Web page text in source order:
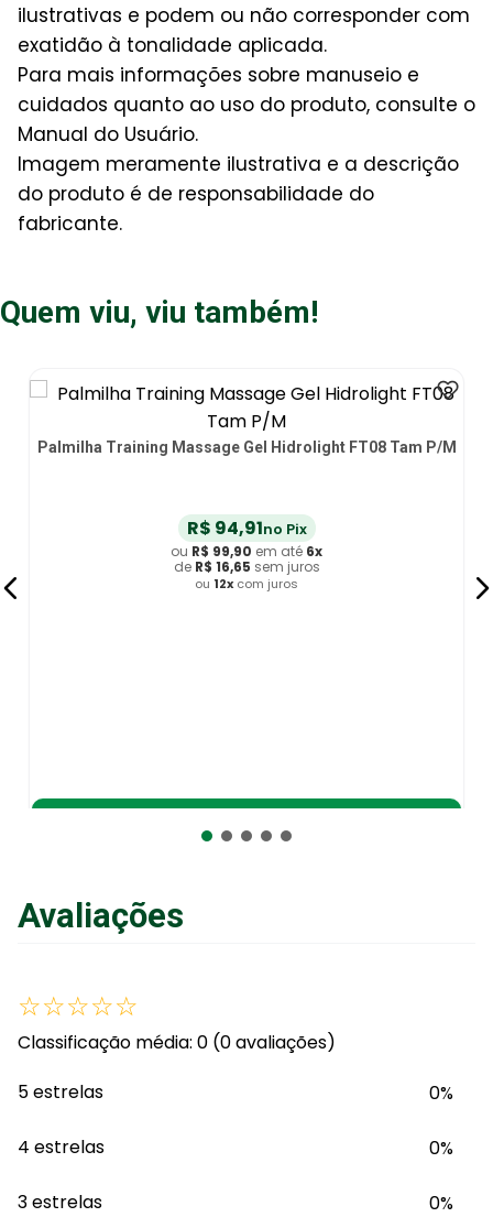
ilustrativas e podem ou não corresponder com
exatidão à tonalidade aplicada.
Para mais informações sobre manuseio e
cuidados quanto ao uso do produto, consulte o
Manual do Usuário.
Imagem meramente ilustrativa e a descrição
do produto é de responsabilidade do
fabricante.
Quem viu, viu também!
Palmilha Training Massage Gel Hidrolight FT08 Tam P/M
R$ 94,91no Pix
ou R$ 99,90 em até 6x
de R$ 16,65 sem juros
ou 12x com juros
Avaliações
☆☆☆☆☆
Classificação média: 0 (0 avaliações)
5 estrelas
0%
4 estrelas 0%
3 estrelas 0%